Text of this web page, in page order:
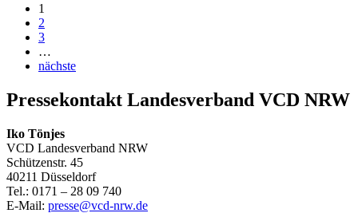
1
2
3
…
nächste
Pressekontakt Landesverband VCD NRW
Iko Tönjes
VCD Landesverband NRW
Schützenstr. 45
40211 Düsseldorf
Tel.: 0171 – 28 09 740
E-Mail: presse@vcd-nrw.de